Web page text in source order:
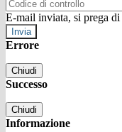
E-mail inviata, si prega
Errore
Chiudi
Successo
Chiudi
Informazione